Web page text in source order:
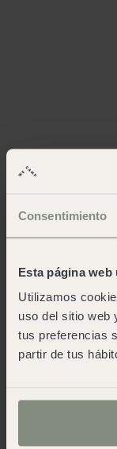
Consentimiento
Esta página web
Utilizamos
uso del sitio web
tus preferencias
partir de tus